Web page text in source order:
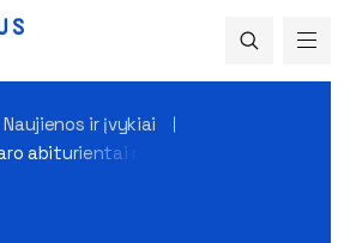
Naujienos ir įvykiai
abiturientai rinkdamiesi studijas